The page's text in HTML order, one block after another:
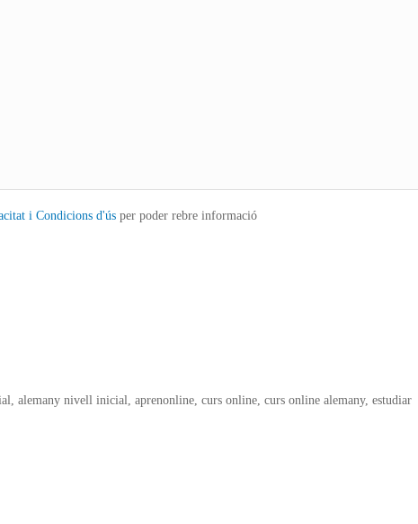
i Condicions d'ús per poder rebre informació
alemany nivell inicial, aprenonline, curs online, curs online alemany, estudiar